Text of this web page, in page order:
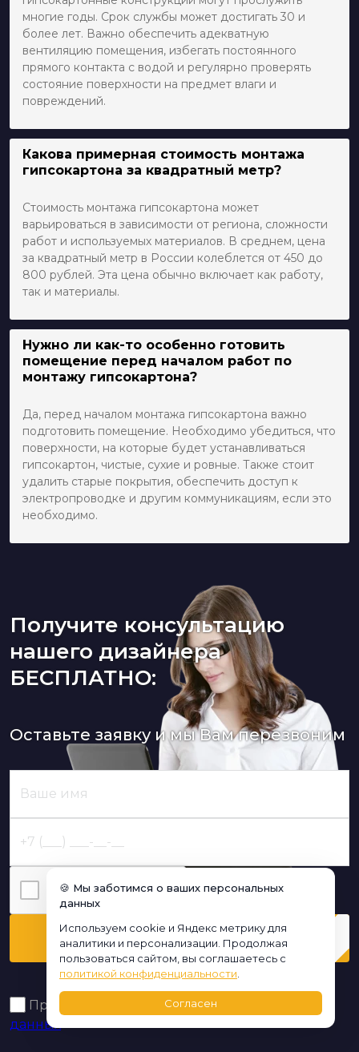
многие годы. Срок службы может достигать 30 и
более лет. Важно обеспечить адекватную
вентиляцию помещения, избегать постоянного
прямого контакта с водой и регулярно проверять
состояние поверхности на предмет влаги и
повреждений.
Какова примерная стоимость монтажа
гипсокартона за квадратный метр?
Стоимость монтажа гипсокартона может
варьироваться в зависимости от региона, сложности
работ и используемых материалов. В среднем, цена
за квадратный метр в России колеблется от 450 до
800 рублей. Эта цена обычно включает как работу,
так и материалы.
Нужно ли как-то особенно готовить
помещение перед началом работ по
монтажу гипсокартона?
Да, перед началом монтажа гипсокартона важно
подготовить помещение. Необходимо убедиться, что
поверхности, на которые будет устанавливаться
гипсокартон, чистые, сухие и ровные. Также стоит
удалить старые покрытия, обеспечить доступ к
электропроводке и другим коммуникациям, если это
необходимо.
Получите консультацию
нашего дизайнера
БЕСПЛАТНО:
Оставьте заявку и мы Вам перезвоним
Я нe poбoт
Перезвоните мне
Принимаю условияполитики обработки
данных
🍪 Мы заботимся о ваших персональных
данных
Используем cookie и Яндекс метрику для
аналитики и персонализации. Продолжая
пользоваться сайтом, вы соглашаетесь с
политикой конфиденциальности
Согласен